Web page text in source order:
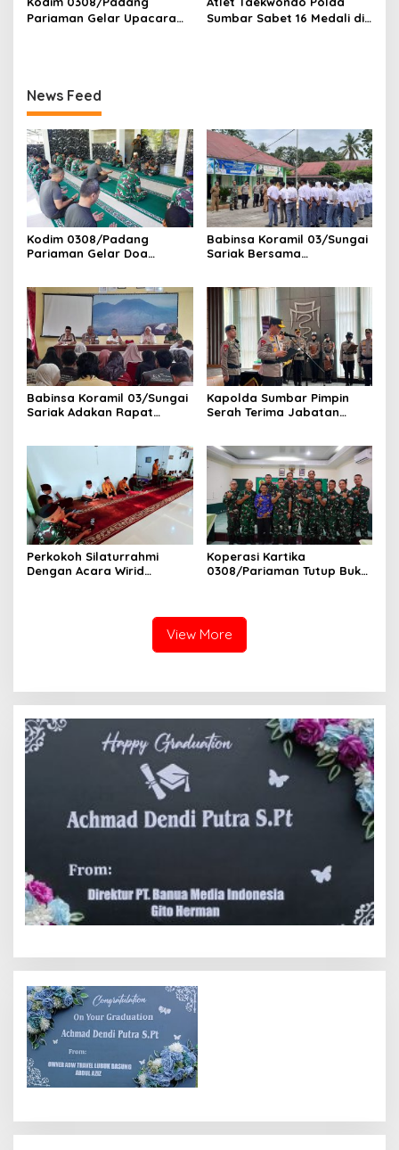
/Babinsa Koramil
Pariaman Gelar Upacara
Sumbar Sabet 16 Medali di
News Feed
Kodim 0308/Padang
Pariaman Gelar Doa
Bonjol
Babinsa Koramil 03/Sungai
Sariak Bersama
Seleksi Calon Anggota
Paskibra Tingkat
Kecamatan VII Koto
Patamuan
Babinsa Koramil 03/Sungai
Sariak Adakan Rapat
Kapolda Sumbar Pimpin
Serah Terima Jabatan
Perkokoh Silaturrahmi
Dengan Acara Wirid
Koperasi Kartika
0308/Pariaman Tutup Buku
View More